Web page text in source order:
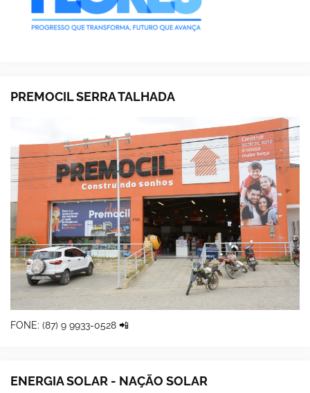
PREMOCIL SERRA TALHADA
FONE: (87) 9 9933-0528 📲
ENERGIA SOLAR - NAÇÃO SOLAR